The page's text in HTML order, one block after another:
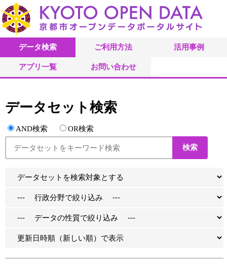
データ検索 ご利用方法 活用事例
アプリ一覧 お問い合わせ
データセット検索
AND検索 OR検索